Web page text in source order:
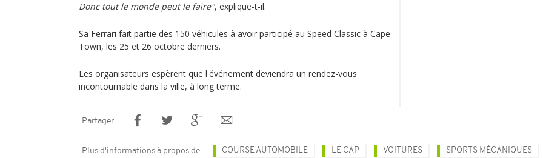
Donc tout le monde peut le faire", explique-t-il.
Sa Ferrari fait partie des 150 véhicules à avoir participé au Speed Classic à Cape
Town, les 25 et 26 octobre derniers.
Les organisateurs espèrent que l'événement deviendra un rendez-vous
incontournable dans la ville, à long terme.
Partager
Plus d'informations à propos de COURSE AUTOMOBILE LE CAP VOITURES SPORTS MÉCANIQUES